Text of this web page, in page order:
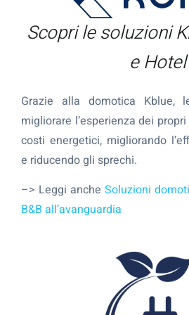
Scopri le soluzioni
e Hotel
Grazie alla domotica Kblue,
migliorare l’esperienza dei
costi energetici, migliorando
e riducendo gli sprechi.
–> Leggi anche Soluzioni
B&B all’avanguardia